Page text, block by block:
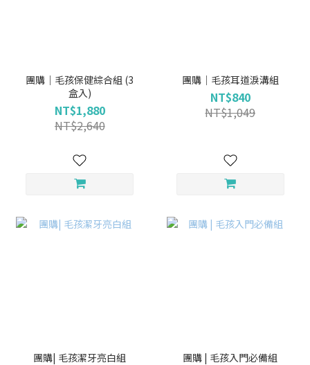
團購｜毛孩保健綜合組 (3
盒入)
NT$1,880
NT$2,640
團購｜毛孩耳道淚溝組
NT$840
NT$1,049
團購| 毛孩潔牙亮白組 團購 | 毛孩入門必備組